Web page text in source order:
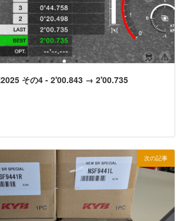
その4 - 2'00.843 → 2'00.735
次の記事